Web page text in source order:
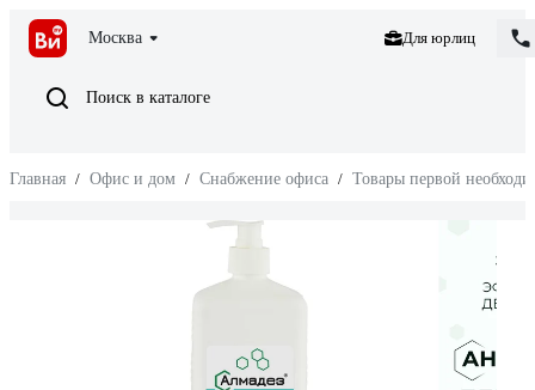
Москва Для юрлиц
Поиск в каталоге
Главная / Офис и дом / Снабжение офиса / Товары первой